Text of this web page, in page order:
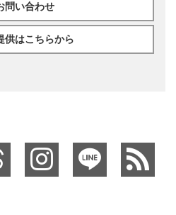
問い合わせ
供はこちらから